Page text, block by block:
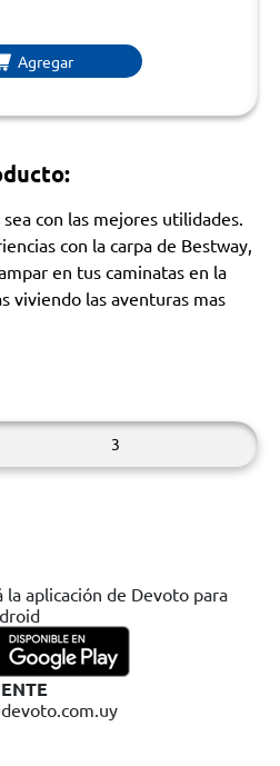
Agregar
con las mejores utilidades.
con la carpa de Bestway,
en tus caminatas en la
viviendo las aventuras mas
3
la aplicación de Devoto para